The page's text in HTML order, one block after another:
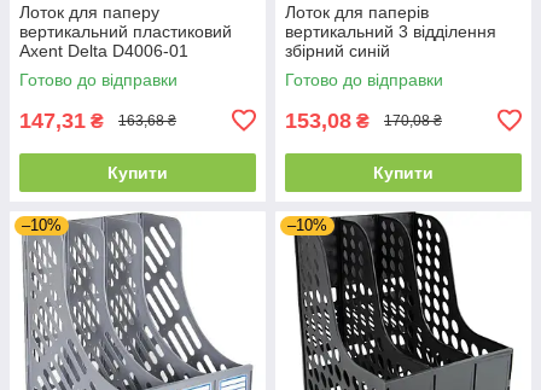
Лоток для паперу
вертикальний пластиковий
Axent Delta D4006-01
"Бюджет"
Готово до відправки
147,31 ₴ 163,68 ₴
Купити
Лоток для паперів
вертикальний 3 відділення
збірний синій
Готово до відправки
153,08 ₴ 170,08 ₴
Купити
–10% –10%